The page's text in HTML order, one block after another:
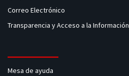
Correo Electrónico
Transparencia y Acceso a la Información
Mesa de ayuda